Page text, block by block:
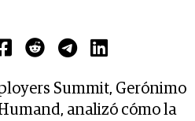
Summit, Gerónimo
analizó cómo la